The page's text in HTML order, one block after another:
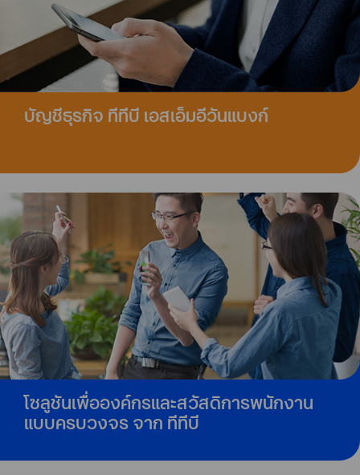
บัญชีธุรกิจ ทีทีบี เอสเอ็มอีวันแบงก์
โซลูชันเพื่อองค์กรและสวัสดิการพนักงาน
แบบครบวงจร จาก ทีทีบี